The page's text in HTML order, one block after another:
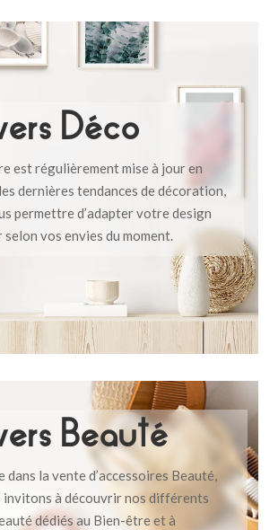
Déco
est régulièrement mise à jour en
dernières tendances de décoration,
permettre d’adapter votre design
selon vos envies du moment.
Beauté
dans la vente d’accessoires Beauté,
invitons à découvrir nos différents
dédiés au Bien-être et à